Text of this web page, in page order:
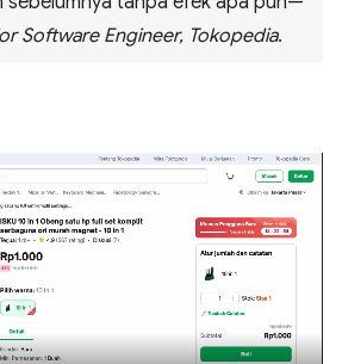
Software Engineer, Tokopedia.